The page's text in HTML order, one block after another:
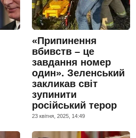
«Припинення
вбивств – це
завдання номер
один». Зеленський
закликав світ
зупинити
російський терор
23 квiтня, 2025, 14:49